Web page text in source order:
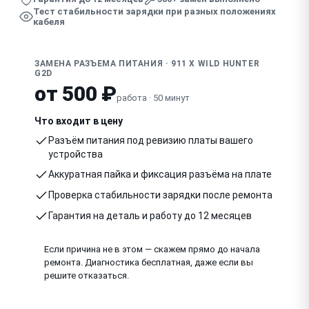
Тест стабильности зарядки при разных положениях
кабеля
ЗАМЕНА РАЗЪЕМА ПИТАНИЯ · 911 X WILD HUNTER
G2D
от 500 ₽работа · 50 минут
Что входит в цену
Разъём питания под ревизию платы вашего
устройства
Аккуратная пайка и фиксация разъёма на плате
Проверка стабильности зарядки после ремонта
Гарантия на деталь и работу до 12 месяцев
Если причина не в этом — скажем прямо до начала
ремонта. Диагностика бесплатная, даже если вы
решите отказаться.